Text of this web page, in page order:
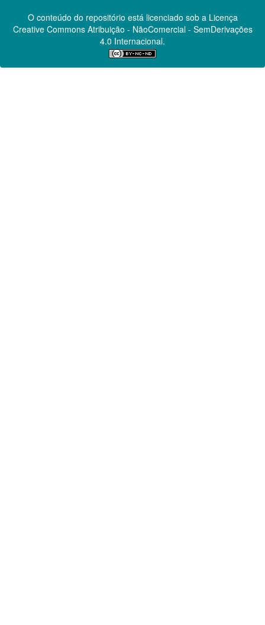
O conteúdo do repositório está licenciado sob a Licença
Creative CommonsAtribuição - NãoComercial - SemDerivações
4.0 Internacional.